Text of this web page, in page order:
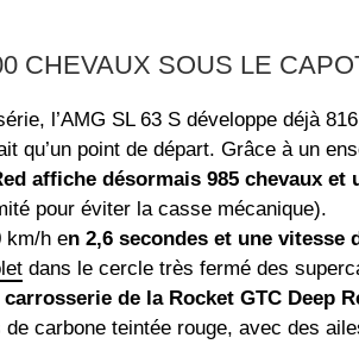
CHEVAUX SOUS LE
l’AMG SL 63 S développe déjà
qu’un point de départ. Grâce à un
affiche désormais 985 chevaux et
pour éviter la casse mécanique).
km/h en 2,6 secondes et une vitesse
dans le cercle très fermé des
carrosserie de la Rocket GTC Deep
carbone teintée rouge, avec des